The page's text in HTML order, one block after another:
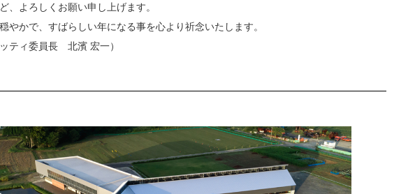
、よろしくお願い申し上げます。
やかで、すばらしい年になる事を心より祈念いたします。
ティ委員長 北濱 宏一）